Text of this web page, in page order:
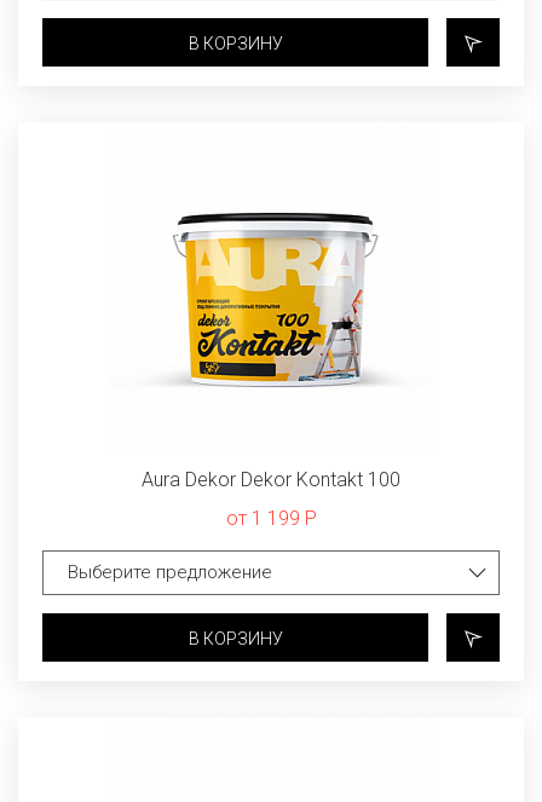
В КОРЗИНУ
Aura Dekor Dekor Kontakt 100
от 1 199 Р
В КОРЗИНУ